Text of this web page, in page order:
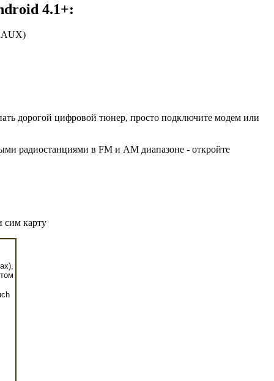
4.1+:
AUX)
дорогой цифровой тюнер, просто подключите модем или
радиостанциями в FM и AM диапазоне - откройте
сим карту